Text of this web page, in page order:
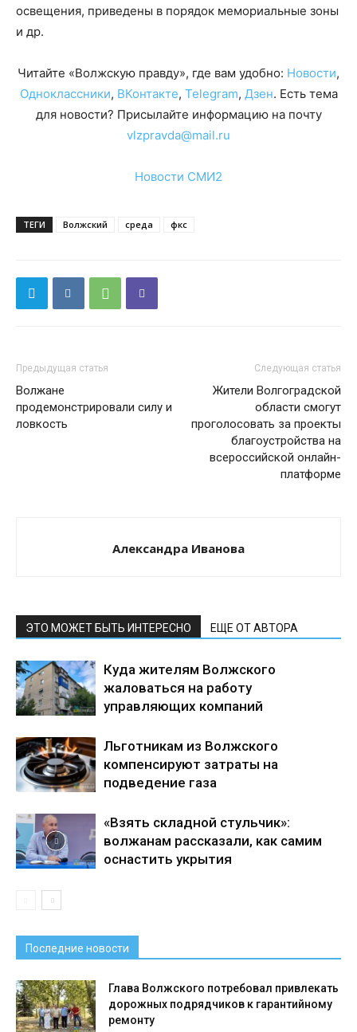
освещения, приведены в порядок мемориальные зоны
и др.
Читайте «Волжскую правду», где вам удобно: Новости,
Одноклассники, ВКонтакте, Telegram, Дзен. Есть тема
для новости? Присылайте информацию на почту
vlzpravda@mail.ru
Новости СМИ2
ТЕГИ Волжский среда фкс
Предыдущая статья
Волжане
продемонстрировали силу и
ловкость
Следующая статья
Жители Волгоградской
области смогут
проголосовать за проекты
благоустройства на
всероссийской онлайн-
платформе
Александра Иванова
ЭТО МОЖЕТ БЫТЬ ИНТЕРЕСНО ЕЩЕ ОТ АВТОРА
Куда жителям Волжского
жаловаться на работу
управляющих компаний
Льготникам из Волжского
компенсируют затраты на
подведение газа
«Взять складной стульчик»:
волжанам рассказали, как самим
оснастить укрытия
Последние новости
Глава Волжского потребовал привлекать
дорожных подрядчиков к гарантийному
ремонту